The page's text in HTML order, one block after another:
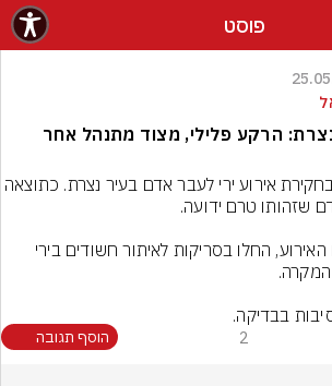
פוסט
הרקע פלילי, מצוד מתנהל אחר
בבדיקה.
2 הוסף תגובה